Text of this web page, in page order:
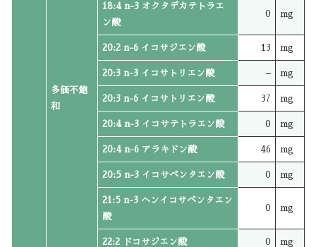
多価不飽
和
18:4 n-3 オクタデカテトラエ
ン酸
0 mg
20:2 n-6 イコサジエン酸 13 mg
20:3 n-3 イコサトリエン酸 – mg
20:3 n-6 イコサトリエン酸 37 mg
20:4 n-3 イコサテトラエン酸 0 mg
20:4 n-6 アラキドン酸 46 mg
20:5 n-3 イコサペンタエン酸 0 mg
21:5 n-3 ヘンイコサペンタエン
酸
0 mg
22:2 ドコサジエン酸 0 mg